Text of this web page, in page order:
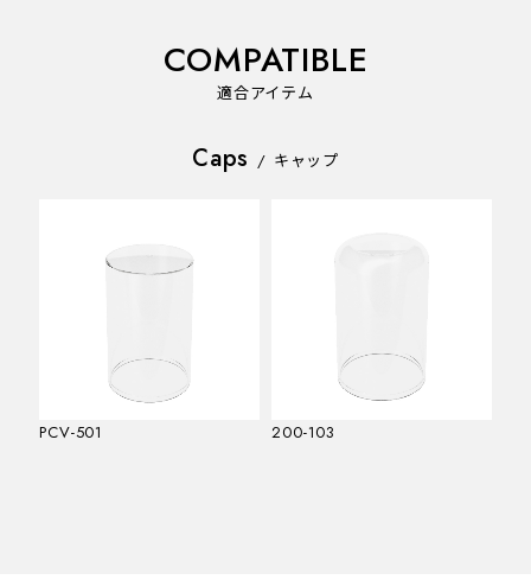
COMPATIBLE
適合アイテム
Caps / キャップ
PCV-501 200-103